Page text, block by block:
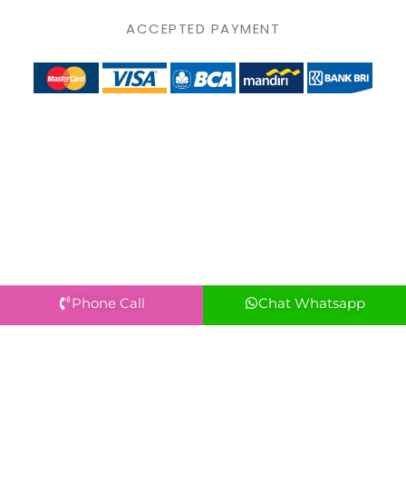
ACCEPTED PAYMENT
Phone Call Chat Whatsapp